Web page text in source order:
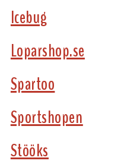
Icebug
Loparshop.se
Spartoo
Sportshopen
Stööks